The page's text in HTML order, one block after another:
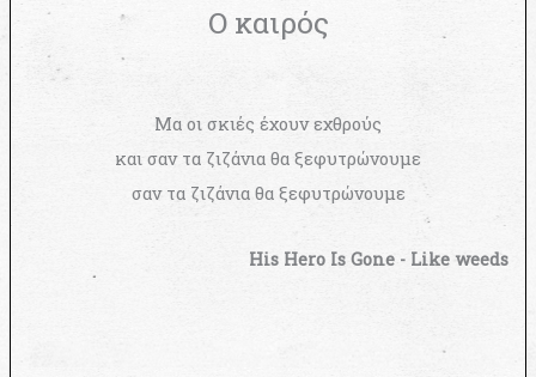
Ο καιρός
Μα οι σκιές έχουν εχθρούς
και σαν τα ζιζάνια θα ξεφυτρώνουμε
σαν τα ζιζάνια θα ξεφυτρώνουμε
His Hero Is Gone - Like weeds